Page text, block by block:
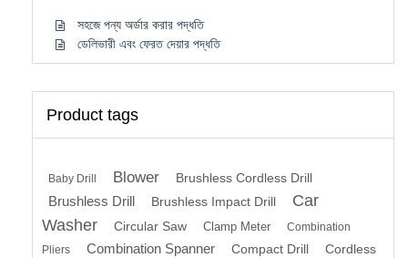
সহজে পন্য অর্ডার করার পদ্ধতি
ডেলিভারী এবং ফেরত দেয়ার পদ্ধতি
Product tags
Baby Drill Blower Brushless Cordless Drill
Brushless Drill Brushless Impact Drill
Car
Washer
Circular Saw Clamp Meter
Combination
Pliers
Combination Spanner Compact Drill Cordless